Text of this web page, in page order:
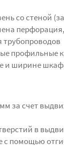
со стеной
профильные
и ширине
за счет
в
помощью